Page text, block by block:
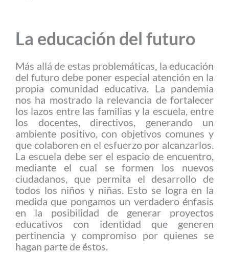
La educación del futuro
Más allá de estas problemáticas, la educación
del futuro debe poner especial atención en la
propia comunidad educativa. La pandemia
nos ha mostrado la relevancia de fortalecer
los lazos entre las familias y la escuela, entre
los docentes, directivos, generando un
ambiente positivo, con objetivos comunes y
que colaboren en el esfuerzo por alcanzarlos.
La escuela debe ser el espacio de encuentro,
mediante el cual se formen los nuevos
ciudadanos, que permita el desarrollo de
todos los niños y niñas. Esto se logra en la
medida que pongamos un verdadero énfasis
en la posibilidad de generar proyectos
educativos con identidad que generen
pertinencia y compromiso por quienes se
hagan parte de éstos.